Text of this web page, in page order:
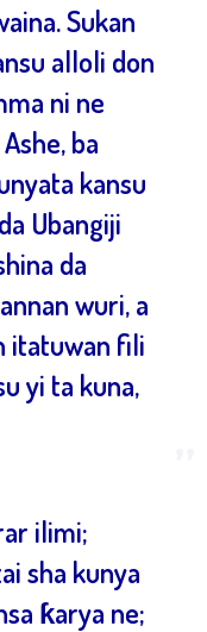
Sukan
alloli don
ni ne
ba
kansu
Ubangiji
da
wuri, a
itatuwan fili
yi ta kuna,
ilimi;
sha kunya
ƙarya ne;